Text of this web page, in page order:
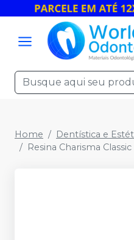
Home Dentística e
Resina Charisma Classic